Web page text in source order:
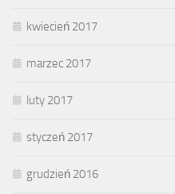
kwiecień 2017
marzec 2017
luty 2017
styczeń 2017
grudzień 2016